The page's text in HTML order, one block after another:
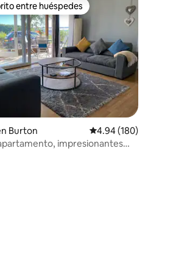
de 5, 207 reseñas
entre huéspedes preferido
entre huéspedes
Burton Calificación promedio:
4.94 (180)
impresionantes